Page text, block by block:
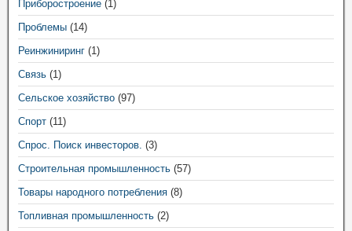
Приборостроение (1)
Проблемы (14)
Реинжиниринг (1)
Связь (1)
Сельское хозяйство (97)
Спорт (11)
Спрос. Поиск инвесторов. (3)
Строительная промышленность (57)
Товары народного потребления (8)
Топливная промышленность (2)